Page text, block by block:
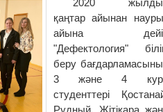
2020
қаңтар айынан
айына
"Дефектология"
беру
3 және 4
студенттері